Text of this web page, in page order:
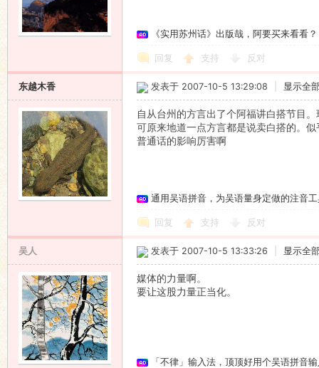
《实用苏州话》出版哉，阿要买来看看？
回复 支持 反对
东越木香 发表于 2007-10-5 13:29:08 显示全
自从台州的方言出了个阿福讲白搭节目
可原来地道一点方言都是说卖白搭的。
普通话的影响厉害啊
通用吴语拼音，为吴语量身定做的注音
回复 支持 反对
吴人 发表于 2007-10-5 13:33:26 显示全
媒体的力量啊。
要让这股力量正当化。
「不律」输入法，顶顶好用个吴语拼音